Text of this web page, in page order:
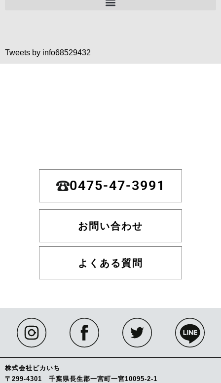
Tweets by info68529432
0475-47-3991
お問い合わせ
よくある質問
株式会社ピカいち
〒299-4301 千葉県長生郡一宮町一宮10095-2-1